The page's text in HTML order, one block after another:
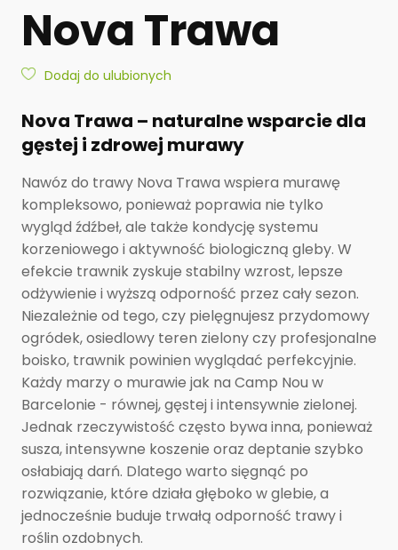
Nova Trawa
Dodaj do ulubionych
Nova Trawa – naturalne wsparcie dla
gęstej i zdrowej murawy
Nawóz do trawy Nova Trawa wspiera murawę
kompleksowo, ponieważ poprawia nie tylko
wygląd źdźbeł, ale także kondycję systemu
korzeniowego i aktywność biologiczną gleby. W
efekcie trawnik zyskuje stabilny wzrost, lepsze
odżywienie i wyższą odporność przez cały sezon.
Niezależnie od tego, czy pielęgnujesz przydomowy
ogródek, osiedlowy teren zielony czy profesjonalne
boisko, trawnik powinien wyglądać perfekcyjnie.
Każdy marzy o murawie jak na Camp Nou w
Barcelonie - równej, gęstej i intensywnie zielonej.
Jednak rzeczywistość często bywa inna, ponieważ
susza, intensywne koszenie oraz deptanie szybko
osłabiają darń. Dlatego warto sięgnąć po
rozwiązanie, które działa głęboko w glebie, a
jednocześnie buduje trwałą odporność trawy i
roślin ozdobnych.